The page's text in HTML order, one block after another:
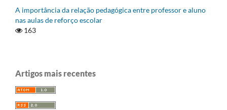
A importância da relação pedagógica entre professor e aluno
nas aulas de reforço escolar
163
Artigos mais recentes